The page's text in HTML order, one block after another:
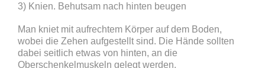
3) Knien. Behutsam nach hinten beugen
Man kniet mit aufrechtem Körper auf dem Boden,
wobei die Zehen aufgestellt sind. Die Hände sollten
dabei seitlich etwas von hinten, an die
Oberschenkelmuskeln gelegt werden.